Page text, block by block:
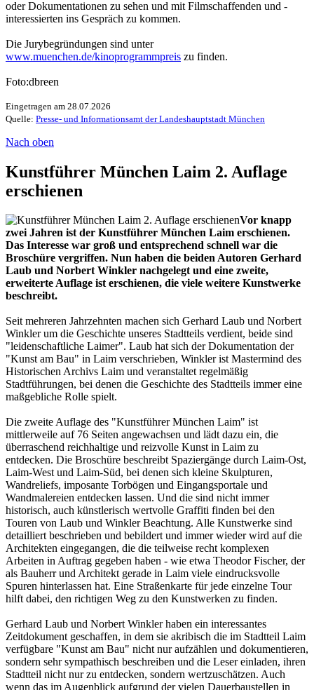
oder Dokumentationen zu sehen und mit Filmschaffenden und -
interessierten ins Gespräch zu kommen.
Die Jurybegründungen sind unter
www.muenchen.de/kinoprogrammpreis zu finden.
Foto:dbreen
Eingetragen am 28.07.2026
Quelle: Presse- und Informationsamt der Landeshauptstadt München
Nach oben
Kunstführer München Laim 2. Auflage
erschienen
Vor knapp
zwei Jahren ist der Kunstführer München Laim erschienen.
Das Interesse war groß und entsprechend schnell war die
Broschüre vergriffen. Nun haben die beiden Autoren Gerhard
Laub und Norbert Winkler nachgelegt und eine zweite,
erweiterte Auflage ist erschienen, die viele weitere Kunstwerke
beschreibt.
Seit mehreren Jahrzehnten machen sich Gerhard Laub und Norbert
Winkler um die Geschichte unseres Stadtteils verdient, beide sind
"leidenschaftliche Laimer". Laub hat sich der Dokumentation der
"Kunst am Bau" in Laim verschrieben, Winkler ist Mastermind des
Historischen Archivs Laim und veranstaltet regelmäßig
Stadtführungen, bei denen die Geschichte des Stadtteils immer eine
maßgebliche Rolle spielt.
Die zweite Auflage des "Kunstführer München Laim" ist
mittlerweile auf 76 Seiten angewachsen und lädt dazu ein, die
überraschend reichhaltige und reizvolle Kunst in Laim zu
entdecken. Die Broschüre beschreibt Spaziergänge durch Laim-Ost,
Laim-West und Laim-Süd, bei denen sich kleine Skulpturen,
Wandreliefs, imposante Torbögen und Eingangsportale und
Wandmalereien entdecken lassen. Und die sind nicht immer
historisch, auch künstlerisch wertvolle Graffiti finden bei den
Touren von Laub und Winkler Beachtung. Alle Kunstwerke sind
detailliert beschrieben und bebildert und immer wieder wird auf die
Architekten eingegangen, die die teilweise recht komplexen
Arbeiten in Auftrag gegeben haben - wie etwa Theodor Fischer, der
als Bauherr und Architekt gerade in Laim viele eindrucksvolle
Spuren hinterlassen hat. Eine Straßenkarte für jede einzelne Tour
hilft dabei, den richtigen Weg zu den Kunstwerken zu finden.
Gerhard Laub und Norbert Winkler haben ein interessantes
Zeitdokument geschaffen, in dem sie akribisch die im Stadtteil Laim
verfügbare "Kunst am Bau" nicht nur aufzählen und dokumentieren,
sondern sehr sympathisch beschreiben und die Leser einladen, ihren
Stadtteil nicht nur zu entdecken, sondern wertzuschätzen. Auch
wenn das im Augenblick aufgrund der vielen Dauerbaustellen in